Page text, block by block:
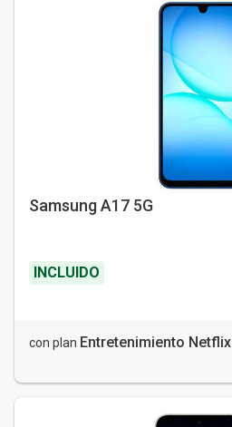
Samsung A17 5G
INCLUIDO
con plan Entretenimiento Netflix